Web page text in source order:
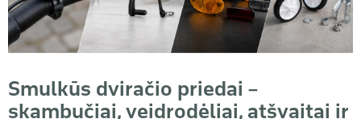
Smulkūs dviračio priedai –
skambučiai, veidrodėliai, atšvaitai ir